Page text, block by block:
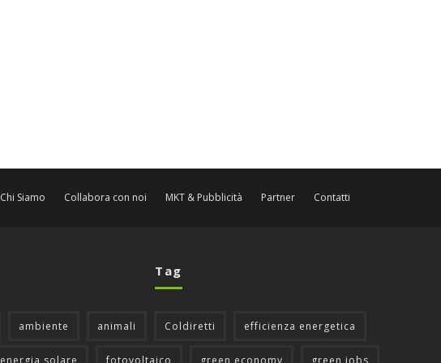
Chi Siamo Collabora con noi MKT & Pubblicità Partner Contatti
Tag
ambiente animali Coldiretti efficienza energetica
energia solare fotovoltaico green economy green jobs